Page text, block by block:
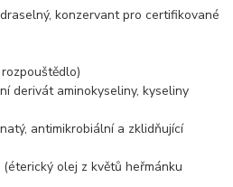
konzervant pro certifikované
derivát aminokyseliny, kyseliny
antimikrobiální a zklidňující
olej z květů heřmánku